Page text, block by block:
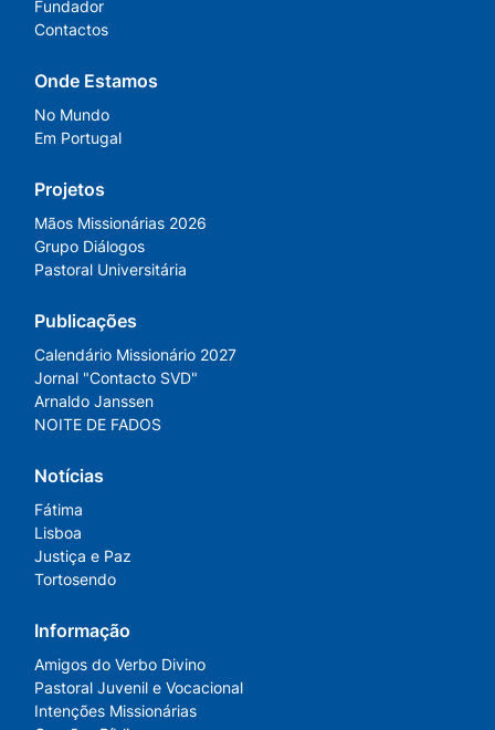
Fundador
Contactos
Onde Estamos
No Mundo
Em Portugal
Projetos
Mãos Missionárias 2026
Grupo Diálogos
Pastoral Universitária
Publicações
Calendário Missionário 2027
Jornal "Contacto SVD"
Arnaldo Janssen
NOITE DE FADOS
Notícias
Fátima
Lisboa
Justiça e Paz
Tortosendo
Informação
Amigos do Verbo Divino
Pastoral Juvenil e Vocacional
Intenções Missionárias